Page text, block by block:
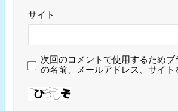
サイト
次回のコメントで使用するためブ
の名前、メールアドレス、サイト